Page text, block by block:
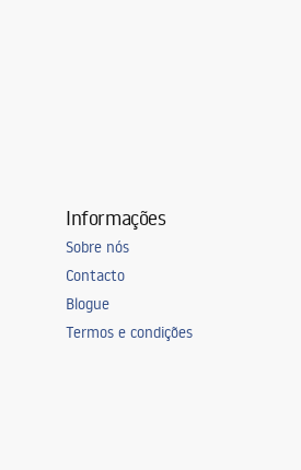
Informações
Sobre nós
Contacto
Blogue
Termos e condições